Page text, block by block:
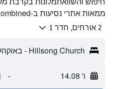
ממאות אתרי נסיעות ב-HotelsCombined.
2 אורחים, חדר 1
ו' 14.08 -